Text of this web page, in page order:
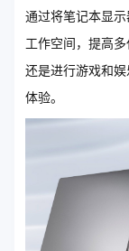
通过将笔记本显
工作空间，提高
还是进行游戏和
体验。